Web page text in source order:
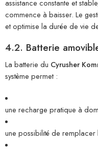
assistance constante et
commence à baisser. Le
et optimise la durée de vie
4.2. Batterie
La batterie du Cyrusher
système permet :
une recharge pratique à
une possibilité de remplacer